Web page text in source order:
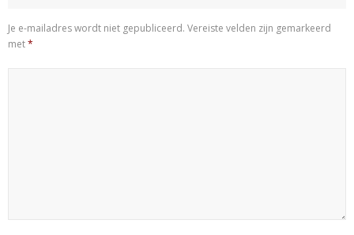
Je e-mailadres wordt niet gepubliceerd. Vereiste velden zijn gemarkeerd
met*